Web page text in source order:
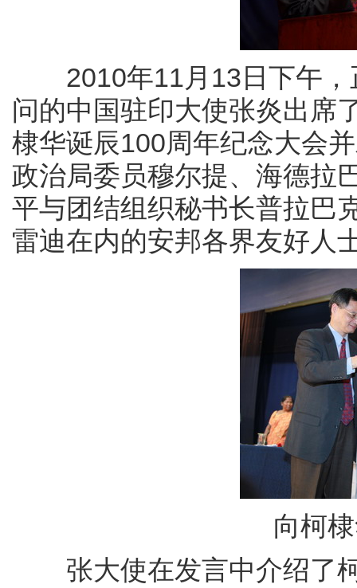
2010年11月13日下午，
问的中国驻印大使张炎出席
棣华诞辰100周年纪念大会
政治局委员穆尔提、海德拉
平与团结组织秘书长普拉巴
雷迪在内的安邦各界友好人
向柯
张大使在发言中介绍了柯